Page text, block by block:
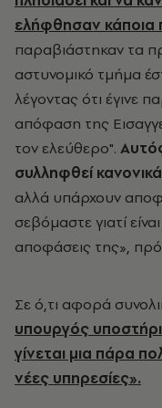
ελήφθησαν κάποια
παραβιάστηκαν τα
αστυνομικό τμήμα
λέγοντας ότι έγινε
απόφαση της
τον ελεύθερο".
συλληφθεί
αλλά υπάρχουν
σεβόμαστε γιατί
αποφάσεις της»,
Σε ό,τι αφορά
υπουργός
γίνεται μια πάρα
νέες υπηρεσίες».